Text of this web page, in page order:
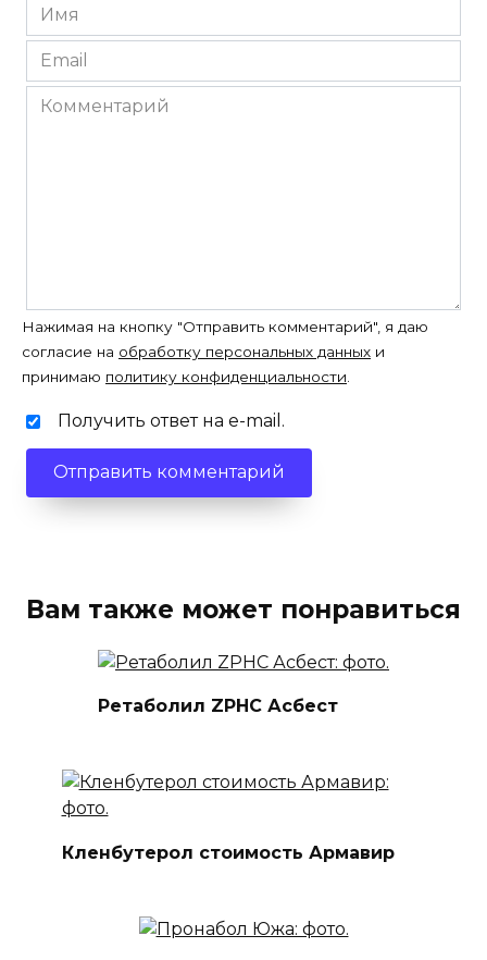
Имя
*
Email
*
Комментарий
Нажимая на кнопку "Отправить комментарий", я даю
согласие на обработку персональных данных и
принимаю политику конфиденциальности
Получить ответ на e-mail.
Вам также может понравиться
Ретаболил ZPHC Асбест
Кленбутерол стоимость Армавир